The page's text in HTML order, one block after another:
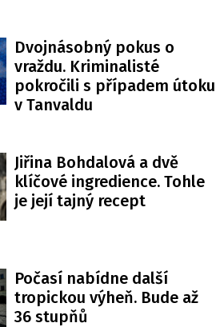
Dvojnásobný pokus o
vraždu. Kriminalisté
pokročili s případem útoku
v Tanvaldu
Jiřina Bohdalová a dvě
klíčové ingredience. Tohle
je její tajný recept
Počasí nabídne další
tropickou výheň. Bude až
36 stupňů